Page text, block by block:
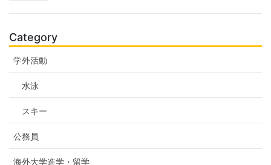
Category
学外活動
水泳
スキー
公務員
海外大学進学・留学